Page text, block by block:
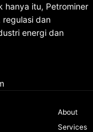
hanya itu, Petrominer
dan
energi dan
About
Services